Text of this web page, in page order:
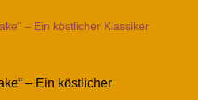
– Ein köstlicher